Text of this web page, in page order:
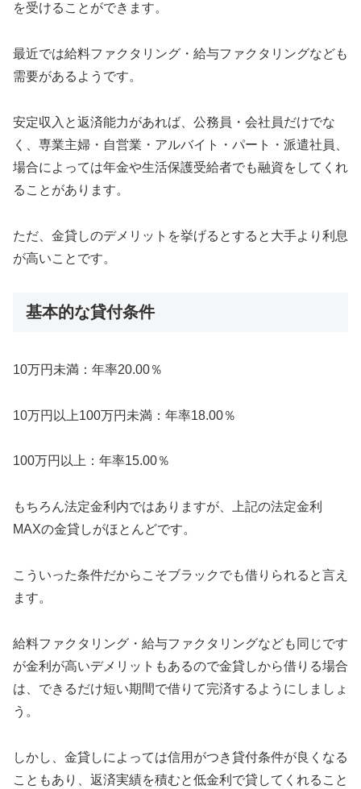
を受けることができます。
最近では給料ファクタリング・給与ファクタリングなども
需要があるようです。
安定収入と返済能力があれば、公務員・会社員だけでな
く、専業主婦・自営業・アルバイト・パート・派遣社員、
場合によっては年金や生活保護受給者でも融資をしてくれ
ることがあります。
ただ、金貸しのデメリットを挙げるとすると大手より利息
が高いことです。
基本的な貸付条件
10万円未満：年率20.00％
10万円以上100万円未満：年率18.00％
100万円以上：年率15.00％
もちろん法定金利内ではありますが、上記の法定金利
MAXの金貸しがほとんどです。
こういった条件だからこそブラックでも借りられると言え
ます。
給料ファクタリング・給与ファクタリングなども同じです
が金利が高いデメリットもあるので金貸しから借りる場合
は、できるだけ短い期間で借りて完済するようにしましょ
う。
しかし、金貸しによっては信用がつき貸付条件が良くなる
こともあり、返済実績を積むと低金利で貸してくれること